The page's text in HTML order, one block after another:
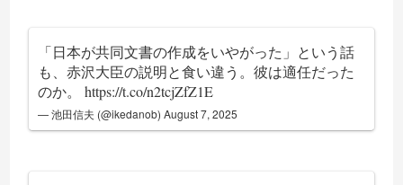
「日本が共同文書の作成をいやがった」という話
も、赤沢大臣の説明と食い違う。彼は適任だった
のか。https://t.co/n2tcjZfZ1E
— 池田信夫 (@ikedanob)August 7, 2025